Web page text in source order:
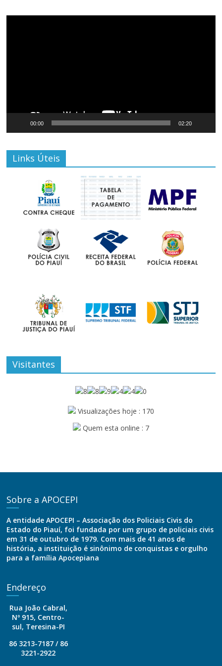
00:00 02:20
Links Úteis
Visitantes
Visualizações hoje : 170
Quem esta online : 7
Sobre a APOCEPI
A entidade APOCEPI – Associação dos Policiais Civis do
Estado do Piauí, foi fundada por um grupo de policiais civis
em 31 de outubro de 1979. Com mais de 41 anos de
história, a instituição é sinônimo de conquistas e orgulho
para a família Apocepiana
Endereço
Rua João Cabral,
Nº 915, Centro-
sul, Teresina-PI
86 3213-7187 / 86
3221-2922